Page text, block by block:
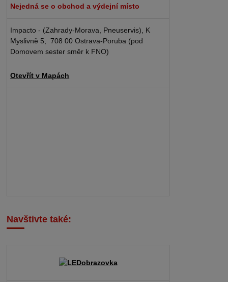
Nejedná se o obchod a výdejní místo
Impacto - (Zahrady-Morava, Pneuservis), K
Myslivně 5, 708 00 Ostrava-Poruba (pod
Domovem sester směr k FNO)
Otevřít v Mapách
Navštivte také: